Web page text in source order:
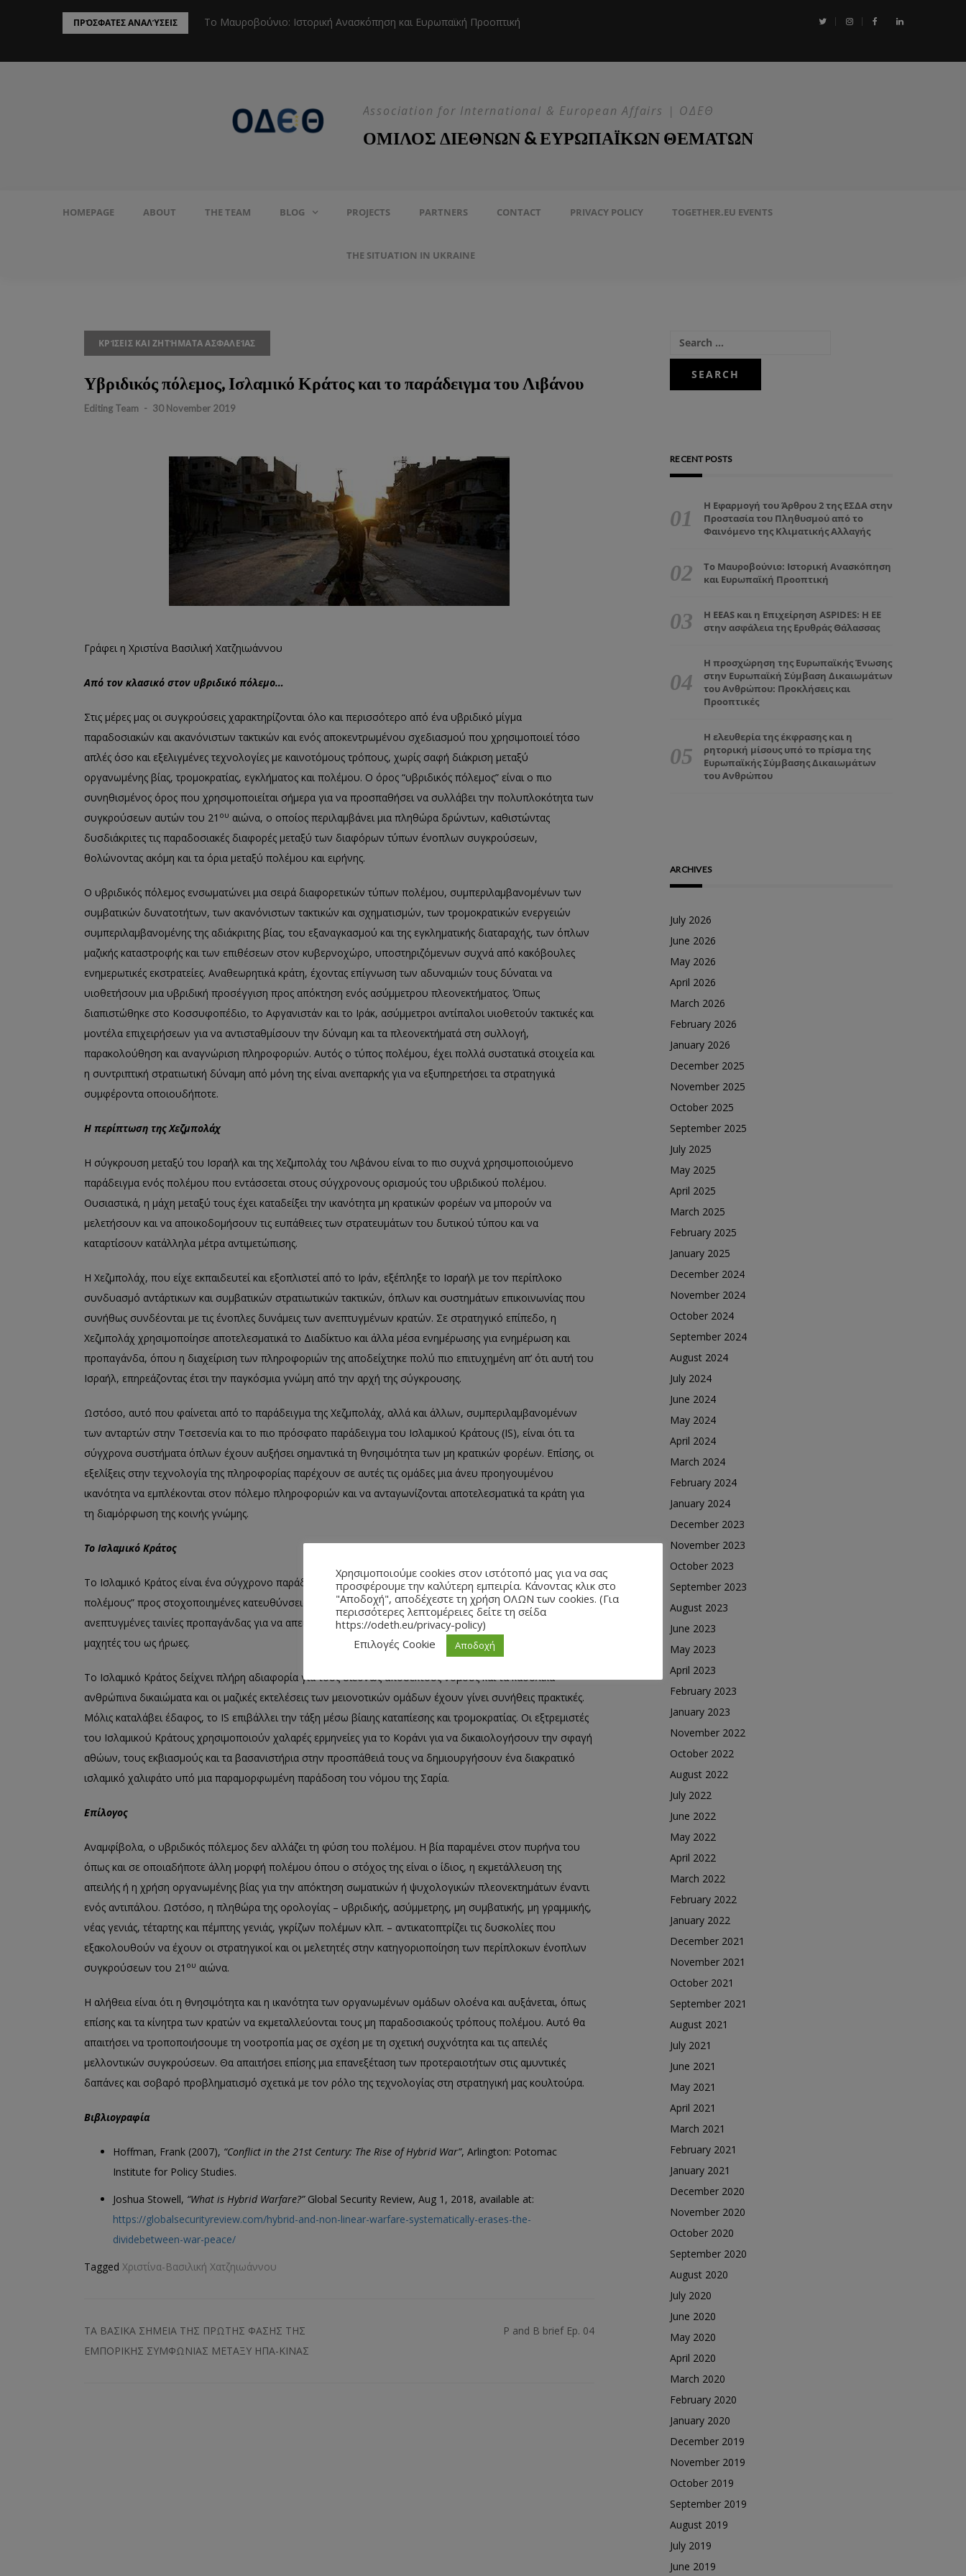
ΠΡΌΣΦΑΤΕΣ ΑΝΑΛΎΣΕΙΣ
Προστασία του Πληθυσμού από το Το Μαυροβούνιο: Ιστορική Ανασκόπηση και Ευρωπαϊκή Προοπτική Η EEAS και η Επιχείρηση ASPIDES: Η ΕΕ στην ασφάλεια της Ερυθράς
Association for International & European Affairs | ΟΔΕΘ
ΟΜΙΛΟΣ ΔΙΕΘΝΩΝ & ΕΥΡΩΠΑΪΚΩΝ ΘΕΜΑΤΩΝ
HOMEPAGE ABOUT THE TEAM BLOG PROJECTS PARTNERS CONTACT PRIVACY POLICY TOGETHER.EU EVENTS
THE SITUATION IN UKRAINE
ΚΡΊΣΕΙΣ ΚΑΙ ΖΗΤΉΜΑΤΑ ΑΣΦΑΛΕΊΑΣ
Υβριδικός πόλεμος, Ισλαμικό Κράτος και το παράδειγμα του Λιβάνου
Editing Team - 30 November 2019
Γράφει η Χριστίνα Βασιλική Χατζηιωάννου
Από τον κλασικό στον υβριδικό πόλεμο…
Στις μέρες μας οι συγκρούσεις χαρακτηρίζονται όλο και περισσότερο από ένα υβριδικό μίγμα
παραδοσιακών και ακανόνιστων τακτικών και ενός αποκεντρωμένου σχεδιασμού που χρησιμοποιεί τόσο
απλές όσο και εξελιγμένες τεχνολογίες με καινοτόμους τρόπους, χωρίς σαφή διάκριση μεταξύ
οργανωμένης βίας, τρομοκρατίας, εγκλήματος και πολέμου. Ο όρος “υβριδικός πόλεμος” είναι ο πιο
συνηθισμένος όρος που χρησιμοποιείται σήμερα για να προσπαθήσει να συλλάβει την πολυπλοκότητα των
συγκρούσεων αυτών του 21 ου αιώνα, ο οποίος περιλαμβάνει μια πληθώρα δρώντων, καθιστώντας
δυσδιάκριτες τις παραδοσιακές διαφορές μεταξύ των διαφόρων τύπων ένοπλων συγκρούσεων,
θολώνοντας ακόμη και τα όρια μεταξύ πολέμου και ειρήνης.
Ο υβριδικός πόλεμος ενσωματώνει μια σειρά διαφορετικών τύπων πολέμου, συμπεριλαμβανομένων των
συμβατικών δυνατοτήτων, των ακανόνιστων τακτικών και σχηματισμών, των τρομοκρατικών ενεργειών
συμπεριλαμβανομένης της αδιάκριτης βίας, του εξαναγκασμού και της εγκληματικής διαταραχής, των όπλων
μαζικής καταστροφής και των επιθέσεων στον κυβερνοχώρο, υποστηριζόμενων συχνά από κακόβουλες
ενημερωτικές εκστρατείες. Αναθεωρητικά κράτη, έχοντας επίγνωση των αδυναμιών τους δύναται να
υιοθετήσουν μια υβριδική προσέγγιση προς απόκτηση ενός ασύμμετρου πλεονεκτήματος. Όπως
διαπιστώθηκε στο Κοσσυφοπέδιο, το Αφγανιστάν και το Ιράκ, ασύμμετροι αντίπαλοι υιοθετούν τακτικές και
μοντέλα επιχειρήσεων για να αντισταθμίσουν την δύναμη και τα πλεονεκτήματά στη συλλογή,
παρακολούθηση και αναγνώριση πληροφοριών. Αυτός ο τύπος πολέμου, έχει πολλά συστατικά στοιχεία και
η συντριπτική στρατιωτική δύναμη από μόνη της είναι ανεπαρκής για να εξυπηρετήσει τα στρατηγικά
συμφέροντα οποιουδήποτε.
Η περίπτωση της Χεζμπολάχ
Η σύγκρουση μεταξύ του Ισραήλ και της Χεζμπολάχ του Λιβάνου είναι το πιο συχνά χρησιμοποιούμενο
παράδειγμα ενός πολέμου που εντάσσεται στους σύγχρονους ορισμούς του υβριδικού πολέμου.
Ουσιαστικά, η μάχη μεταξύ τους έχει καταδείξει την ικανότητα μη κρατικών φορέων να μπορούν να
μελετήσουν και να αποικοδομήσουν τις ευπάθειες των στρατευμάτων του δυτικού τύπου και να
καταρτίσουν κατάλληλα μέτρα αντιμετώπισης.
Η Χεζμπολάχ, που είχε εκπαιδευτεί και εξοπλιστεί από το Ιράν, εξέπληξε το Ισραήλ με τον περίπλοκο
συνδυασμό αντάρτικων και συμβατικών στρατιωτικών τακτικών, όπλων και συστημάτων επικοινωνίας που
συνήθως συνδέονται με τις ένοπλες δυνάμεις των ανεπτυγμένων κρατών. Σε στρατηγικό επίπεδο, η
Χεζμπολάχ χρησιμοποίησε αποτελεσματικά το Διαδίκτυο και άλλα μέσα ενημέρωσης για ενημέρωση και
προπαγάνδα, όπου η διαχείριση των πληροφοριών της αποδείχτηκε πολύ πιο επιτυχημένη απ’ ότι αυτή του
Ισραήλ, επηρεάζοντας έτσι την παγκόσμια γνώμη από την αρχή της σύγκρουσης.
Ωστόσο, αυτό που φαίνεται από το παράδειγμα της Χεζμπολάχ, αλλά και άλλων, συμπεριλαμβανομένων
των ανταρτών στην Τσετσενία και το πιο πρόσφατο παράδειγμα του Ισλαμικού Κράτους (IS), είναι ότι τα
σύγχρονα συστήματα όπλων έχουν αυξήσει σημαντικά τη θνησιμότητα των μη κρατικών φορέων. Επίσης, οι
εξελίξεις στην τεχνολογία της πληροφορίας παρέχουν σε αυτές τις ομάδες μια άνευ προηγουμένου
ικανότητα να εμπλέκονται στον πόλεμο πληροφοριών και να ανταγωνίζονται αποτελεσματικά τα κράτη για
τη διαμόρφωση της κοινής γνώμης.
Το Ισλαμικό Κράτος
Το Ισλαμικό Κράτος είναι ένα σύγχρονο παράδειγμα μη κρατικού φορέα που πραγματοποιεί “υβριδικούς
πολέμους” προς στοχοποιημένες κατευθύνσεις χρησιμοποιώντας για παράδειγμα, επαγγελματικά
ανεπτυγμένες ταινίες προπαγάνδας για να απεικονίσει την αποφασιστικότητά του και να απεικονίσει τους
μαχητές του ως ήρωες.
Το Ισλαμικό Κράτος δείχνει πλήρη αδιαφορία για τους διεθνώς αποδεκτούς νόμους και τα καθολικά
ανθρώπινα δικαιώματα και οι μαζικές εκτελέσεις των μειονοτικών ομάδων έχουν γίνει συνήθεις πρακτικές.
Μόλις καταλάβει έδαφος, το IS επιβάλλει την τάξη μέσω βίαιης καταπίεσης και τρομοκρατίας. Οι εξτρεμιστές
του Ισλαμικού Κράτους χρησιμοποιούν χαλαρές ερμηνείες για το Κοράνι για να δικαιολογήσουν την σφαγή
αθώων, τους εκβιασμούς και τα βασανιστήρια στην προσπάθειά τους να δημιουργήσουν ένα διακρατικό
ισλαμικό χαλιφάτο υπό μια παραμορφωμένη παράδοση του νόμου της Σαρία.
Επίλογος
Αναμφίβολα, ο υβριδικός πόλεμος δεν αλλάζει τη φύση του πολέμου. Η βία παραμένει στον πυρήνα του
όπως και σε οποιαδήποτε άλλη μορφή πολέμου όπου ο στόχος της είναι ο ίδιος, η εκμετάλλευση της
απειλής ή η χρήση οργανωμένης βίας για την απόκτηση σωματικών ή ψυχολογικών πλεονεκτημάτων έναντι
ενός αντιπάλου. Ωστόσο, η πληθώρα της ορολογίας – υβριδικής, ασύμμετρης, μη συμβατικής, μη γραμμικής,
νέας γενιάς, τέταρτης και πέμπτης γενιάς, γκρίζων πολέμων κλπ. – αντικατοπτρίζει τις δυσκολίες που
εξακολουθούν να έχουν οι στρατηγικοί και οι μελετητές στην κατηγοριοποίηση των περίπλοκων ένοπλων
συγκρούσεων του 21 ου αιώνα.
Η αλήθεια είναι ότι η θνησιμότητα και η ικανότητα των οργανωμένων ομάδων ολοένα και αυξάνεται, όπως
επίσης και τα κίνητρα των κρατών να εκμεταλλεύονται τους μη παραδοσιακούς τρόπους πολέμου. Αυτό θα
απαιτήσει να τροποποιήσουμε τη νοοτροπία μας σε σχέση με τη σχετική συχνότητα και τις απειλές
μελλοντικών συγκρούσεων. Θα απαιτήσει επίσης μια επανεξέταση των προτεραιοτήτων στις αμυντικές
δαπάνες και σοβαρό προβληματισμό σχετικά με τον ρόλο της τεχνολογίας στη στρατηγική μας κουλτούρα.
Βιβλιογραφία
Hoffman, Frank (2007), “Conflict in the 21st Century: The Rise of Hybrid War”, Arlington: Potomac
Institute for Policy Studies.
Joshua Stowell, “What is Hybrid Warfare?”Global Security Review, Aug 1, 2018, available at:
https://globalsecurityreview.com/hybrid-and-non-linear-warfare-systematically-erases-the-
dividebetween-war-peace/
Tagged Χριστίνα-Βασιλική Χατζηιωάννου
ΤΑ ΒΑΣΙΚΑ ΣΗΜΕΙΑ ΤΗΣ ΠΡΩΤΗΣ ΦΑΣΗΣ ΤΗΣ
ΕΜΠΟΡΙΚΗΣ ΣΥΜΦΩΝΙΑΣ ΜΕΤΑΞΥ ΗΠΑ-ΚΙΝΑΣ
P and B brief Ep. 04
RECENT POSTS
Η Εφαρμογή του Άρθρου 2 της ΕΣΔΑ στην
Προστασία του Πληθυσμού από το
Φαινόμενο της Κλιματικής Αλλαγής
Το Μαυροβούνιο: Ιστορική Ανασκόπηση
και Ευρωπαϊκή Προοπτική
Η EEAS και η Επιχείρηση ASPIDES: Η ΕΕ
στην ασφάλεια της Ερυθράς Θάλασσας
Η προσχώρηση της Ευρωπαϊκής Ένωσης
στην Ευρωπαϊκή Σύμβαση Δικαιωμάτων
του Ανθρώπου: Προκλήσεις και
Προοπτικές
Η ελευθερία της έκφρασης και η
ρητορική μίσους υπό το πρίσμα της
Ευρωπαϊκής Σύμβασης Δικαιωμάτων
του Ανθρώπου
ARCHIVES
July 2026
June 2026
May 2026
April 2026
March 2026
February 2026
January 2026
December 2025
November 2025
October 2025
September 2025
July 2025
May 2025
April 2025
March 2025
February 2025
January 2025
December 2024
November 2024
October 2024
September 2024
August 2024
July 2024
June 2024
May 2024
April 2024
March 2024
February 2024
January 2024
December 2023
November 2023
October 2023
September 2023
August 2023
June 2023
May 2023
April 2023
February 2023
January 2023
November 2022
October 2022
August 2022
July 2022
June 2022
May 2022
April 2022
March 2022
February 2022
January 2022
December 2021
November 2021
October 2021
September 2021
August 2021
July 2021
June 2021
May 2021
April 2021
March 2021
February 2021
January 2021
December 2020
November 2020
October 2020
September 2020
August 2020
July 2020
June 2020
May 2020
April 2020
March 2020
February 2020
January 2020
December 2019
November 2019
October 2019
September 2019
August 2019
July 2019
June 2019
Χρησιμοποιούμε cookies στον ιστότοπό μας για να σας
προσφέρουμε την καλύτερη εμπειρία. Κάνοντας κλικ στο
"Αποδοχή", αποδέχεστε τη χρήση ΟΛΩΝ των cookies. (Για
περισσότερες λεπτομέρειες δείτε τη σείδα
https://odeth.eu/privacy-policy)
Επιλογές Cookie
Αποδοχή